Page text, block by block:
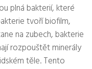
plná bakterií, které
tvoří biofilm,
na zubech, bakterie
rozpouštět minerály
těle. Tento